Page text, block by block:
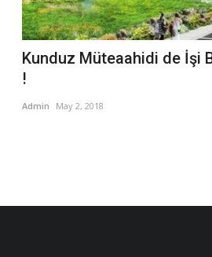
Kunduz Müteaahidi de İşi
!
Admin May 2, 2018